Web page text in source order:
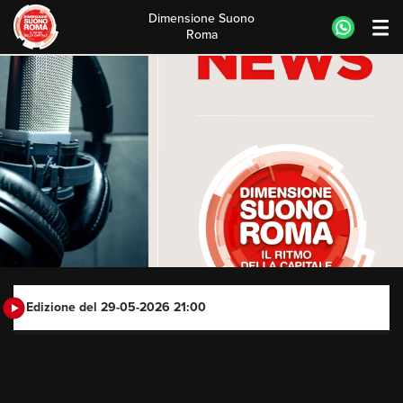
Skip
to
content
Dimensione Suono
Roma
Edizione del 29-05-2026 21:00